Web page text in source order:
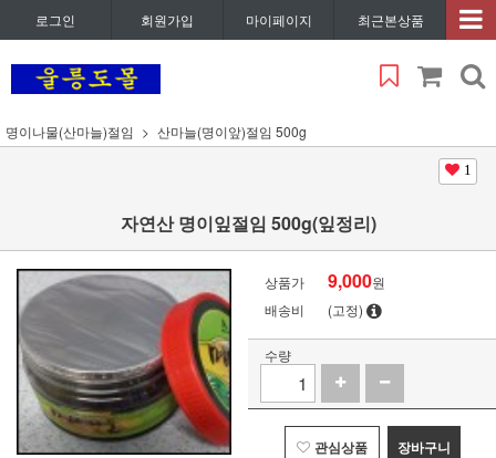
로그인 회원가입 마이페이지 최근본상품
명이나물(산마늘)절임 산마늘(명이앞)절임 500g
1
자연산 명이잎절임 500g(잎정리)
상품가 9,000원
배송비
(고정)
수량
관심상품 장바구니